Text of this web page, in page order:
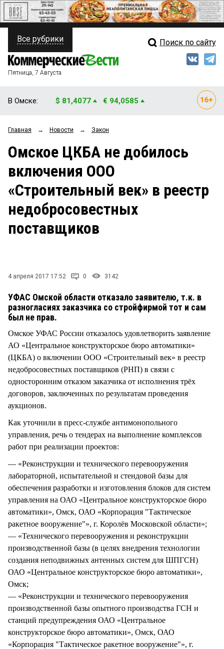
ПОЛИТИКА
ФИНАНСЫ
ОБЩЕСТВО
ЗАКОН
ПРОИСШЕСТВИЯ
СТИЛЬ ЖИЗНИ
Свежий выпуск
Рейтинги
Архив
Все рубрики Поиск по сайту
Пятница, 7 Августа
В Омске: $ 81,4077 € 94,0585
Главная → Новости → Закон
Омское ЦКБА не добилось
включения ООО
«Строительный век» в реестр
недобросовестных
поставщиков
4 апреля 2017 17:52 0 3142
УФАС Омской области отказало заявителю, т.к. в
разногласиях заказчика со стройфирмой тот и сам
был не прав.
Омское УФАС России отказалось удовлетворить заявление
АО «Центральное конструкторское бюро автоматики»
(ЦКБА) о включении ООО «Строительный век» в реестр
недобросовестных поставщиков (РНП) в связи с
односторонним отказом заказчика от исполнения трёх
договоров, заключенных по результатам проведения
аукционов.
Как уточнили в пресс-службе антимонопольного
управления, речь о тендерах на выполнение комплексов
работ при реализации проектов:
— «Реконструкции и технического перевооружения
лабораторной, испытательной и стендовой базы для
обеспечения разработки и изготовления блоков для систем
управления на ОАО «Центральное конструкторское бюро
автоматики», Омск, ОАО «Корпорация "Тактическое
ракетное вооружение"», г. Королёв Московской области»;
— «Технического перевооружения и реконструкции
производственной базы (в целях внедрения технологии
создания неподвижных антенных систем для ШПГСН)
ОАО «Центральное конструкторское бюро автоматики»,
Омск;
— «Реконструкции и технического перевооружения
производственной базы опытного производства ГСН и
станций предупреждения ОАО «Центральное
конструкторское бюро автоматики», Омск, ОАО
«Корпорация "Тактическое ракетное вооружение"», г.